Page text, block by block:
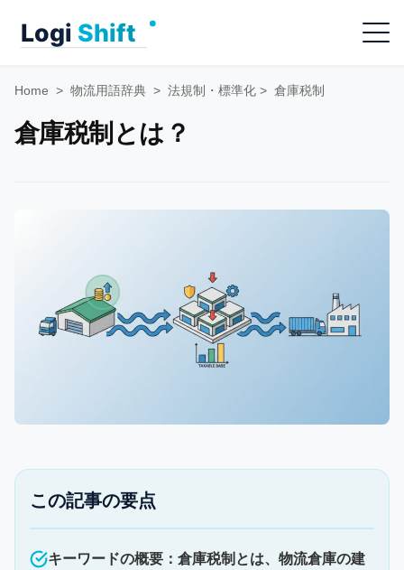
Menu
Home > 物流用語辞典 > 法規制・標準化 > 倉庫税制
倉庫税制とは？
この記事の要点
キーワードの概要：倉庫税制とは、物流倉庫の建